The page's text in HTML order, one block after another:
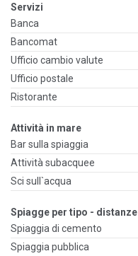
Servizi
Banca
Bancomat
Ufficio cambio valute
Ufficio postale
Ristorante
Attività in mare
Bar sulla spiaggia
Attività subacquee
Sci sull`acqua
Spiagge per tipo - distanze
Spiaggia di cemento
Spiaggia pubblica